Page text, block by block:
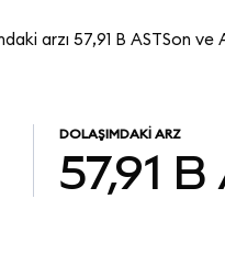
arzı 57,91 B ASTSon ve
DOLAŞIMDAKI ARZ
57,91 B